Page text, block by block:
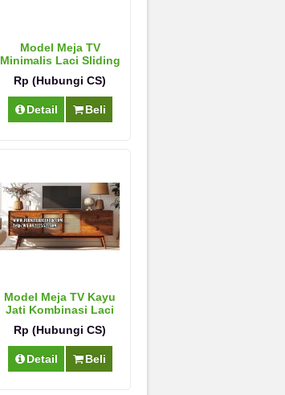
Model Meja TV
Minimalis Laci Sliding
Rp (Hubungi CS)
Detail Beli
Model Meja TV Kayu
Jati Kombinasi Laci
Rp (Hubungi CS)
Detail Beli